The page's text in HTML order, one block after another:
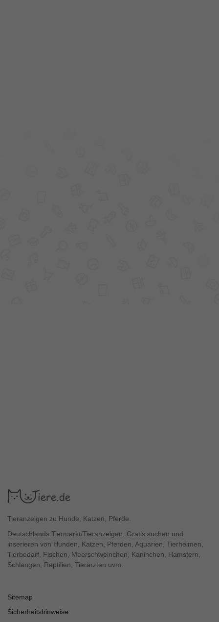
Tieranzeigen zu Hunde, Katzen, Pferde.
Deutschlands Tiermarkt/Tieranzeigen. Gratis suchen und
inserieren von Hunden, Katzen, Pferden, Aquarien, Tierheimen,
Tierbedarf, Fischen, Meerschweinchen, Kaninchen, Hamstern,
Schlangen, Reptilien, Tierärzten uvm.
Sitemap
Sicherheitshinweise